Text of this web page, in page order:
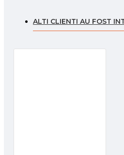
ALTI CLIENTI AU FOST